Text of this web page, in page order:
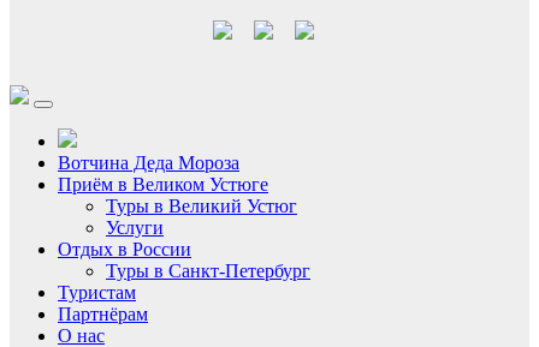
Вотчина Деда Мороза
Приём в Великом Устюге
Туры в Великий Устюг
Услуги
Отдых в России
Туры в Санкт-Петербург
Туристам
Партнёрам
О нас